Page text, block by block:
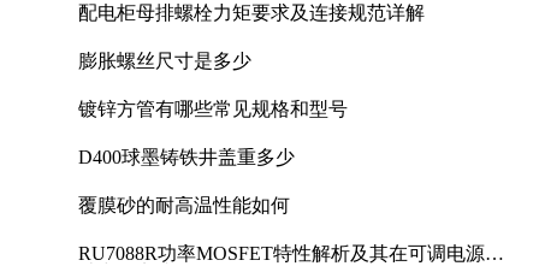
配电柜母排螺栓力矩要求及连接规范详解
膨胀螺丝尺寸是多少
镀锌方管有哪些常见规格和型号
D400球墨铸铁井盖重多少
覆膜砂的耐高温性能如何
RU7088R功率MOSFET特性解析及其在可调电源设